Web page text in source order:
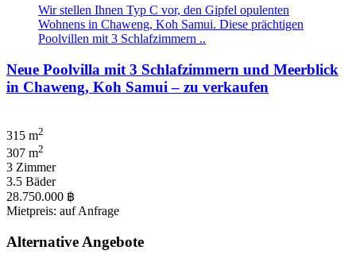
Wir stellen Ihnen Typ C vor, den Gipfel opulenten
Wohnens in Chaweng, Koh Samui. Diese prächtigen
Poolvillen mit 3 Schlafzimmern ..
Neue Poolvilla mit 3 Schlafzimmern und Meerblick
in Chaweng, Koh Samui – zu verkaufen
315 m2
307 m2
3 Zimmer
3.5 Bäder
28.750.000 ฿
Mietpreis: auf Anfrage
Alternative Angebote